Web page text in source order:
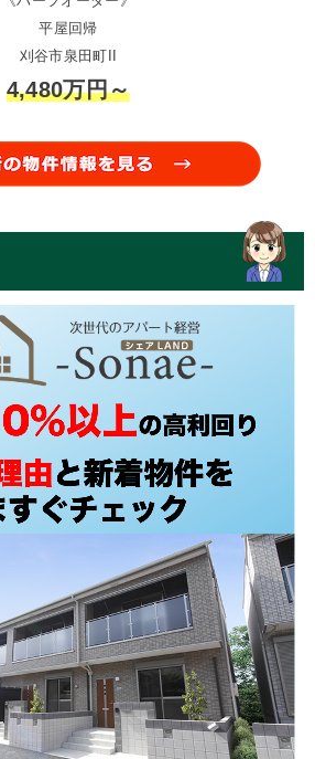
平屋回帰
刈谷市泉田町II
4,480万円～